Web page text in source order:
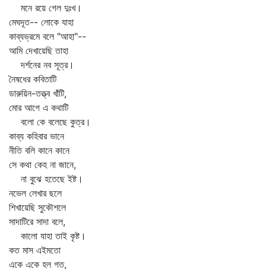
মনে রয়ে গেল দুঃখ।
মেঘদূত-- লোকে যাহা
কাব্যভ্রমে বলে "আহা"--
আমি দেখায়েছি তাহা
দর্শনের নব সূত্র।
নৈষধের কবিতাটি
ডারুয়িন-তত্ত্ব খাঁটি,
মোর আগে এ কথাটি
বলো কে বলেছে কুত্র।
কাব্য কহিবার ভানে
নীতি বলি কানে কানে
সে কথা কেহ না জানে,
না বুঝে হতেছে ইষ্ট।
নভেল লেখার ছলে
শিখায়েছি সুকৌশলে
সাদাটিরে সাদা বলে,
কালো যাহা তাই কৃষ্ট।
কত মাস এইমতো
একে একে হল গত,